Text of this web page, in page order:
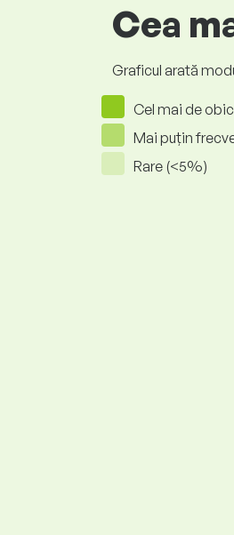
Cea
Graficul arată
Cel mai de
Mai puțin
Rare (<5%)